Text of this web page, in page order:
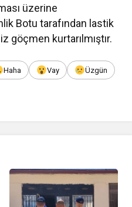
üzerine
Botu tarafından lastik
göçmen kurtarılmıştır.
Haha Vay Üzgün